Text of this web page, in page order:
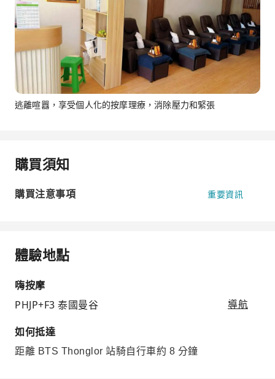
逃離喧囂，享受個人化的按摩理療，消除壓力和緊張
購買須知
購買注意事項 重要資訊
體驗地點
嗨按摩
PHJP+F3 泰國曼谷
導航
如何抵達
距離 BTS Thonglor 站騎自行車約 8 分鐘